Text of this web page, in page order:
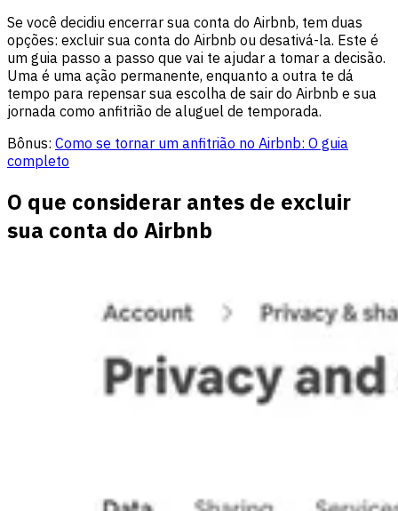
Se você decidiu encerrar sua conta do Airbnb, tem duas
opções: excluir sua conta do Airbnb ou desativá-la. Este é
um guia passo a passo que vai te ajudar a tomar a decisão.
Uma é uma ação permanente, enquanto a outra te dá
tempo para repensar sua escolha de sair do Airbnb e sua
jornada como anfitrião de aluguel de temporada.
Bônus: Como se tornar um anfitrião no Airbnb: O guia
completo
O que considerar antes de excluir
sua conta do Airbnb